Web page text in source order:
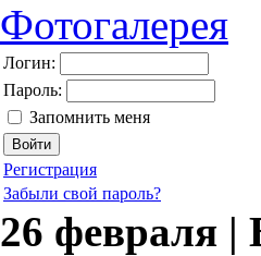
Фотогалерея
Логин:
Пароль:
Запомнить меня
Регистрация
Забыли свой пароль?
26 февраля |